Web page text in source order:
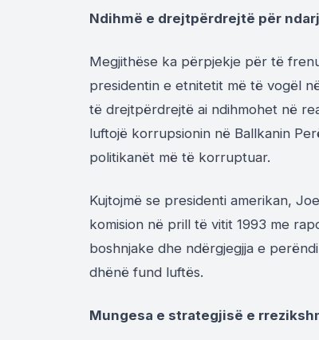
Ndihmë e drejtpërdrejtë për
Megjithëse ka përpjekje për të
presidentin e etnitetit më të vogël
të drejtpërdrejtë ai ndihmohet në
luftojë korrupsionin në Ballkanin
politikanët më të korruptuar.
Kujtojmë se presidenti amerikan,
komision në prill të vitit 1993 me
boshnjake dhe ndërgjegjja e
dhënë fund luftës.
Mungesa e strategjisë e